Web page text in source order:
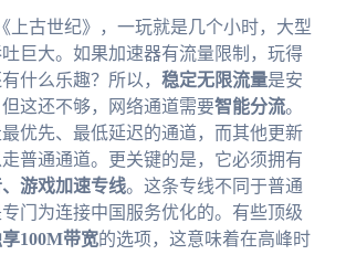
上古世纪》，一玩就是几个小时，大型
巨大。如果加速器有流量限制，玩得
什么乐趣？所以， 稳定无限流量是安
这还不够，网络通道需要智能分流。
优先、最低延迟的通道，而其他更新
普通通道。更关键的是，它必须拥有
游戏加速专线。这条专线不同于普通
门为连接中国服务优化的。有些顶级
100M带宽的选项，这意味着在高峰时